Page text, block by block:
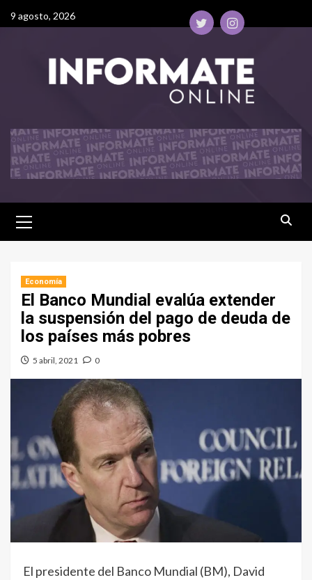
9 agosto, 2026
Economía
El Banco Mundial evalúa extender
la suspensión del pago de deuda de
los países más pobres
5 abril, 2021 0
El presidente del Banco Mundial (BM), David